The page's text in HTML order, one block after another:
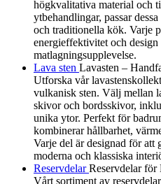
högkvalitativa material och
ytbehandlingar, passar
och traditionella kök. Varje
energieffektivitet och
matlagningsupplevelse.
Lava sten Lavasten –
Utforska vår
vulkanisk sten. Välj mellan
skivor och bordsskivor,
unika ytor. Perfekt för
kombinerar hållbarhet,
Varje del är designad för
moderna och klassiska
ReservdelarReservdelar för
Vårt sortiment av